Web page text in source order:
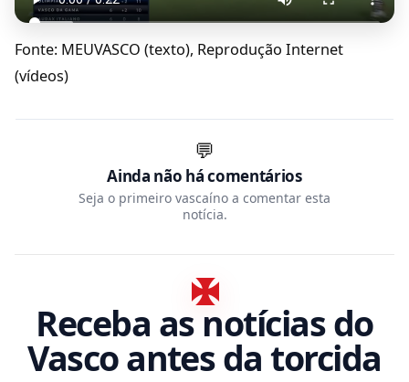
Fonte: MEUVASCO (texto), Reprodução Internet
(vídeos)
💬
Ainda não há comentários
Seja o primeiro vascaíno a comentar esta
notícia.
Receba as notícias do
Vasco antes da torcida